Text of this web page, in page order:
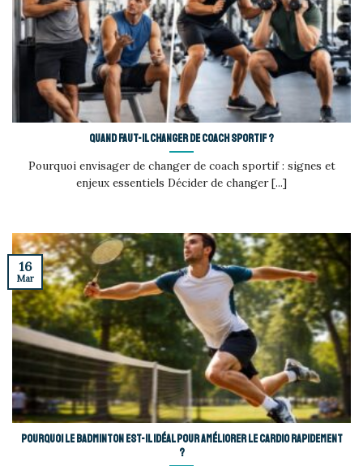
Quand faut-il changer de coach sportif ?
Pourquoi envisager de changer de coach sportif : signes et
enjeux essentiels Décider de changer [...]
Pourquoi le badminton est-il idéal pour améliorer le cardio rapidement
?
16
Mar